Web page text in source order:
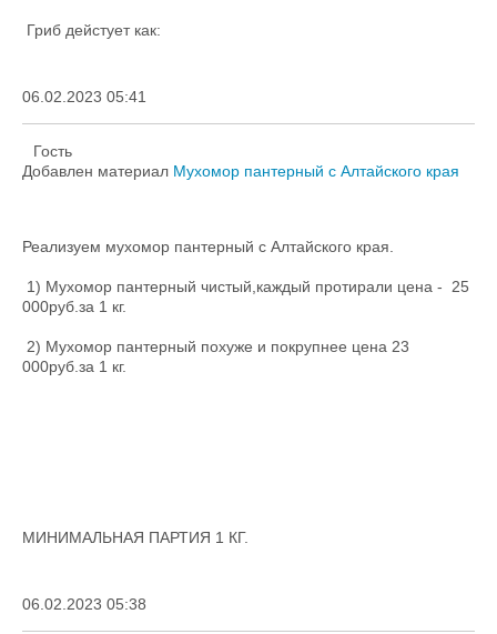
Гриб дейстует как:
06.02.2023 05:41
Гость
Добавлен материал Мухомор пантерный с Алтайского края
Реализуем мухомор пантерный с Алтайского края.
1) Мухомор пантерный чистый,каждый протирали цена - 25
000руб.за 1 кг.
2) Мухомор пантерный похуже и покрупнее цена 23
000руб.за 1 кг.
МИНИМАЛЬНАЯ ПАРТИЯ 1 КГ.
06.02.2023 05:38